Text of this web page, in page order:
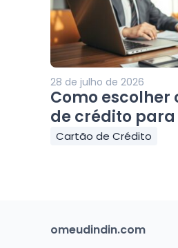
28 de julho de 2026
Como
de crédito para
Cartão de Crédito
omeudindin.com